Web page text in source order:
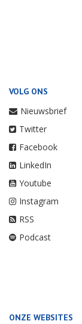
VOLG ONS
Nieuwsbrief
Twitter
Facebook
LinkedIn
Youtube
Instagram
RSS
Podcast
ONZE WEBSITES